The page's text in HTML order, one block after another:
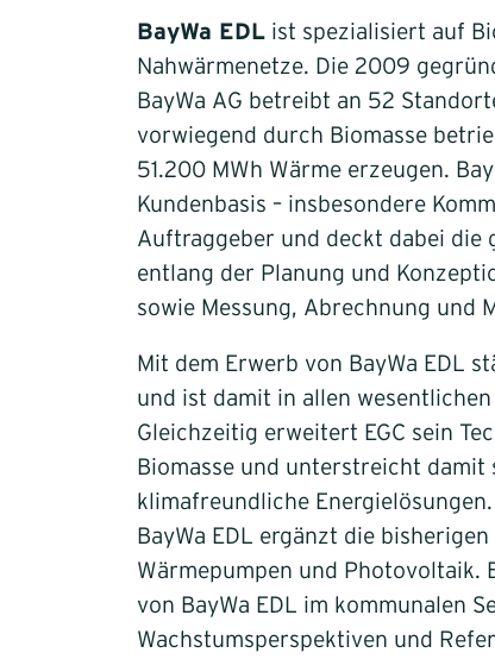
BayWa EDL ist spezialisiert auf
Nahwärmenetze. Die 2009
BayWa AG betreibt an 52
vorwiegend durch Biomasse
51.200 MWh Wärme erzeugen.
Kundenbasis – insbesondere
Auftraggeber und deckt dabei die
entlang der Planung und
sowie Messung, Abrechnung und
Mit dem Erwerb von BayWa EDL
und ist damit in allen
Gleichzeitig erweitert EGC sein
Biomasse und unterstreicht damit
klimafreundliche
BayWa EDL ergänzt die
Wärmepumpen und Photovoltaik.
von BayWa EDL im kommunalen
Wachstumsperspektiven und